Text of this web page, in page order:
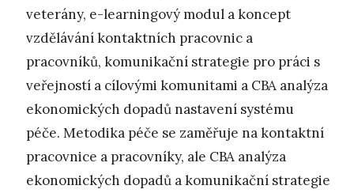
veterány, e-learningový modul a koncept
vzdělávání kontaktních pracovnic a
pracovníků, komunikační strategie pro práci s
veřejností a cílovými komunitami a CBA analýza
ekonomických dopadů nastavení systému
péče. Metodika péče se zaměřuje na kontaktní
pracovnice a pracovníky, ale CBA analýza
ekonomických dopadů a komunikační strategie